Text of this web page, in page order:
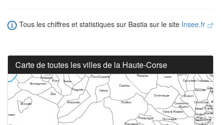
Tous les chiffres et statistiques sur Bastia sur le site Insee.fr
Carte de toutes les villes de la Haute-Corse